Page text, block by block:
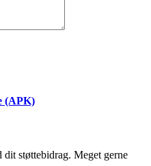
(APK)
støttebidrag. Meget gerne